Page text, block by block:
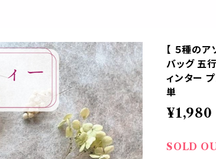
【 ５種の
バッグ 五
ィンター
単
¥1,980
SOLD